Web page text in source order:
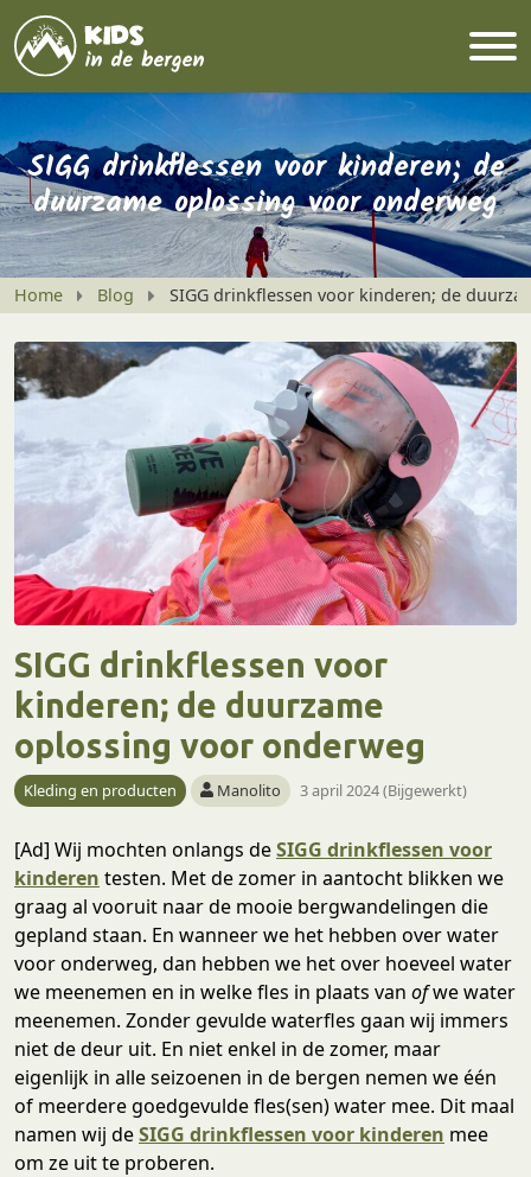
SIGG drinkflessen voor kinderen; de
duurzame oplossing voor onderweg
Home Blog SIGG drinkflessen voor kinderen; de
SIGG drinkflessen voor
kinderen; de duurzame
oplossing voor onderweg
Kleding en producten Manolito 3 april 2024 (Bijgewerkt)
[Ad] Wij mochten onlangs deSIGG drinkflessen voor
kinderen testen. Met de zomer in aantocht blikken we
graag al vooruit naar de mooie bergwandelingen die
gepland staan. En wanneer we het hebben over water
voor onderweg, dan hebben we het over hoeveel water
we meenemen en in welke fles in plaats van ofwe water
meenemen. Zonder gevulde waterfles gaan wij immers
niet de deur uit. En niet enkel in de zomer, maar
eigenlijk in alle seizoenen in de bergen nemen we één
of meerdere goedgevulde fles(sen) water mee. Dit maal
namen wij deSIGG drinkflessen voor kinderen mee
om ze uit te proberen.